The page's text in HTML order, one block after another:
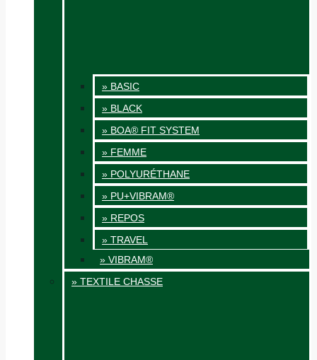
» BASIC
» BLACK
» BOA® FIT SYSTEM
» FEMME
» POLYURÉTHANE
» PU+VIBRAM®
» REPOS
» TRAVEL
» VIBRAM®
» TEXTILE CHASSE